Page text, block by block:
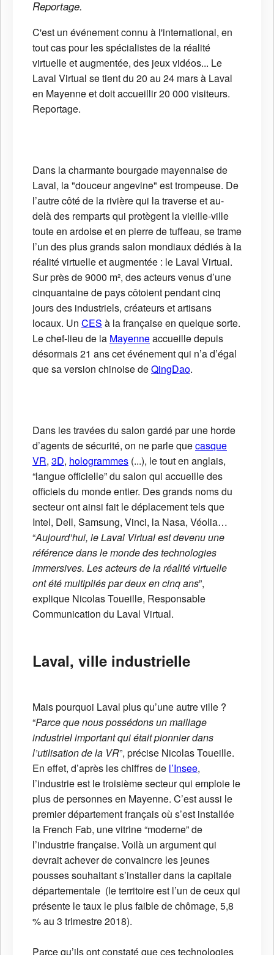
Reportage.
C'est un événement connu à l'international, en
tout cas pour les spécialistes de la réalité
virtuelle et augmentée, des jeux vidéos... Le
Laval Virtual se tient du 20 au 24 mars à Laval
en Mayenne et doit accueillir 20 000 visiteurs.
Reportage.
Dans la charmante bourgade mayennaise de
Laval, la "douceur angevine" est trompeuse. De
l’autre côté de la rivière qui la traverse et au-
delà des remparts qui protègent la vieille-ville
toute en ardoise et en pierre de tuffeau, se trame
l’un des plus grands salon mondiaux dédiés à la
réalité virtuelle et augmentée : le Laval Virtual.
Sur près de 9000 m², des acteurs venus d’une
cinquantaine de pays côtoient pendant cinq
jours des industriels, créateurs et artisans
locaux. Un CES à la française en quelque sorte.
Le chef-lieu de la Mayenneaccueille depuis
désormais 21 ans cet événement qui n’a d’égal
que sa version chinoise deQingDao.
Dans les travées du salon gardé par une horde
d’agents de sécurité, on ne parle quecasque
VR, 3D, hologrammes (...), le tout en anglais,
“langue officielle” du salon qui accueille des
officiels du monde entier. Des grands noms du
secteur ont ainsi fait le déplacement tels que
Intel, Dell, Samsung, Vinci, la Nasa, Véolia…
“Aujourd’hui, le Laval Virtual est devenu une
référence dans le monde des technologies
immersives. Les acteurs de la réalité virtuelle
ont été multipliés par deux en cinq ans”,
explique Nicolas Toueille, Responsable
Communication du Laval Virtual.
Laval, ville industrielle
Mais pourquoi Laval plus qu’une autre ville ?
“Parce que nous possédons un maillage
industriel important qui était pionnier dans
l’utilisation de la VR”, précise Nicolas Toueille.
En effet, d’après les chiffres de l’Insee,
l’industrie est le troisième secteur qui emploie le
plus de personnes en Mayenne. C’est aussi le
premier département français où s’est installée
la French Fab, une vitrine “moderne” de
l’industrie française. Voilà un argument qui
devrait achever de convaincre les jeunes
pousses souhaitant s’installer dans la capitale
départementale (le territoire est l’un de ceux qui
présente le taux le plus faible de chômage, 5,8
% au 3 trimestre 2018).
Parce qu’ils ont constaté que ces technologies